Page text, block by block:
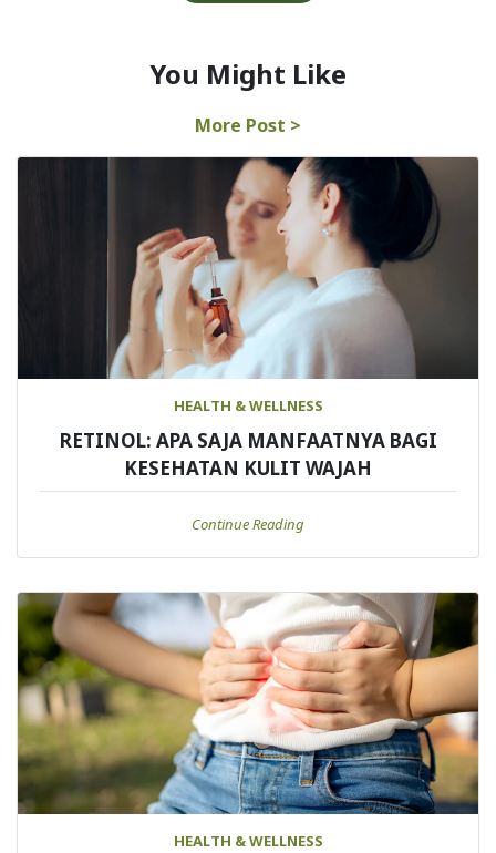
You Might Like
More Post >
HEALTH & WELLNESS
RETINOL: APA SAJA MANFAATNYA BAGI
KESEHATAN KULIT WAJAH
Continue Reading
HEALTH & WELLNESS